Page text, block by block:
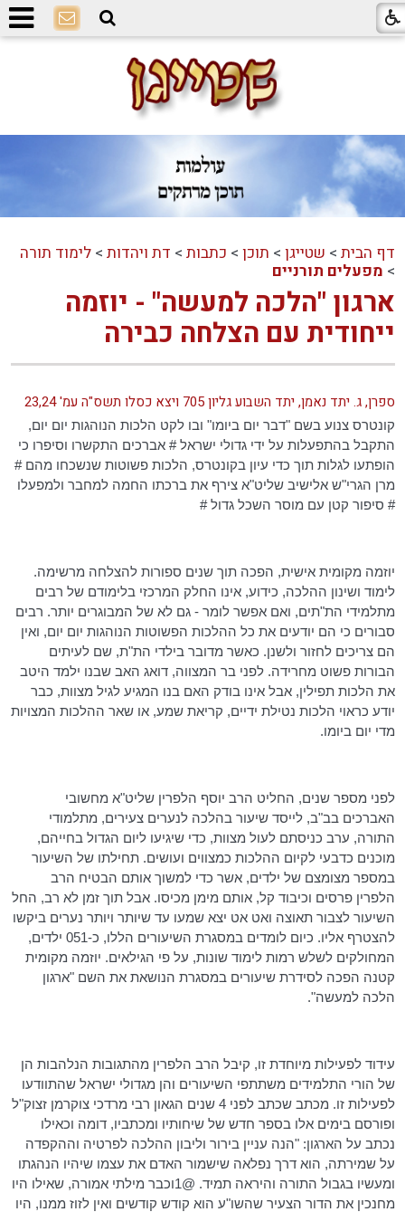
דף הבית > שטייגן > תוכן > כתבות > דת ויהדות >לימוד תורה
> מפעלים תורניים
ארגון "הלכה למעשה" - יוזמה
ייחודית עם הצלחה כבירה
ספרן, ג. יתד נאמן, יתד השבוע גליון 705 ויצא כסלו תשס"ה עמ' 23,24
קונטרס צנוע בשם "דבר יום ביומו" ובו לקט הלכות הנוהגות יום יום,
התקבל בהתפעלות על ידי גדולי ישראל # אברכים התקשרו וסיפרו כי
הופתעו לגלות תוך כדי עיון בקונטרס, הלכות פשוטות שנשכחו מהם #
מרן הגרי"ש אלישיב שליט"א צירף את ברכתו החמה למחבר ולמפעלו
# סיפור קטן עם מוסר השכל גדול #
יוזמה מקומית אישית, הפכה תוך שנים ספורות להצלחה מרשימה.
לימוד ושינון ההלכה, כידוע, אינו החלק המרכזי בלימודם של רבים
מתלמידי הת"תים, ואם אפשר לומר - גם לא של המבוגרים יותר. רבים
סבורים כי הם יודעים את כל ההלכות הפשוטות הנוהגות יום יום, ואין
הם צריכים לחזור ולשנן. כאשר מדובר בילדי הת"ת, שם לעיתים
הבורות פשוט מחרידה. לפני בר המצווה, דואג האב שבנו ילמד היטב
את הלכות תפילין, אבל אינו בודק האם בנו המגיע לגיל מצוות, כבר
יודע כראוי הלכות נטילת ידיים, קריאת שמע, או שאר ההלכות המצויות
מדי יום ביומו.
לפני מספר שנים, החליט הרב יוסף הלפרין שליט"א מחשובי
האברכים בב"ב, לייסד שיעור בהלכה לנערים צעירים, מתלמודי
התורה, ערב כניסתם לעול מצוות, כדי שיגיעו ליום הגדול בחייהם,
מוכנים כדבעי לקיום ההלכות כמצווים ועושים. תחילתו של השיעור
במספר מצומצם של ילדים, אשר כדי למשוך אותם הבטיח הרב
הלפרין פרסים וכיבוד קל, אותם מימן מכיסו. אבל תוך זמן לא רב, החל
השיעור לצבור תאוצה ואט אט יצא שמעו עד שיותר ויותר נערים ביקשו
להצטרף אליו. כיום לומדים במסגרת השיעורים הללו, כ-051 ילדים,
המחולקים לשלש רמות לימוד שונות, על פי הגילאים. יוזמה מקומית
קטנה הפכהלסידרת שיעורים במסגרת הנושאת את השם "ארגון
הלכה למעשה".
עידוד לפעילות מיוחדת זו, קיבל הרב הלפרין מהתגובות הנלהבות הן
של הורי התלמידים משתתפי השיעורים והן מגדולי ישראל שהתוודעו
לפעילות זו. מכתב שכתב לפני 4 שנים הגאון רבי מרדכי
צוקרמן זצוק"ל
ופורסם בימים אלו בספר חדש של שיחותיו ומכתביו, דומה וכאילו
נכתב על הארגון: "הנה עניין בירור וליבון ההלכה לפרטיה וההקפדה
על שמירתה, הוא דרך נפלאה שישמור האדם את עצמו שיהיו הנהגתו
ומעשיו בגבול התורה והיראה תמיד. @1וכבר מילתי אמורה, שאילו היו
מחנכין את הדור הצעירשהשו"ע הוא קודש קודשים ואין לזוז ממנו, היו